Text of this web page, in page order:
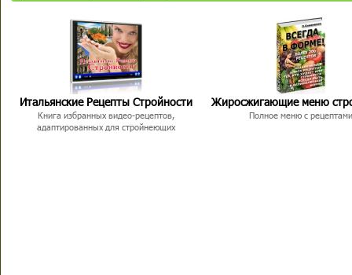
Итальянские Рецепты Стройности
Книга избранных видео-рецептов,
адаптированных для стройнеющих
Жиросжигающие меню
Полное меню с рецептами